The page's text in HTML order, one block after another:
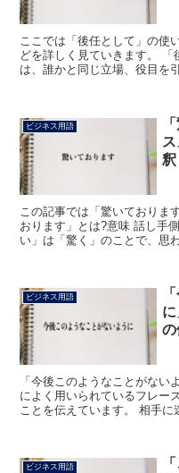
ここでは「後任として」の使
どを詳しく見ていきます。 「
は、誰かと同じ立場、役目を
ビジネス用語
釈
この記事では「驚いておりま
おります」とは?意味 話し手
い」は「驚く」のことで、思
ビジネス用語
の
「今後このようなことがな
によく用いられているフレー
ことを伝えています。 相手
ビジネス用語